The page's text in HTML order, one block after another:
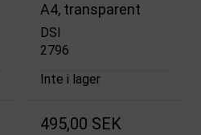
A4, transparent
DSI
2796
Inte i lager
495,00 SEK